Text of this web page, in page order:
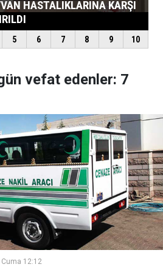
vefat edenler: 7
12:12